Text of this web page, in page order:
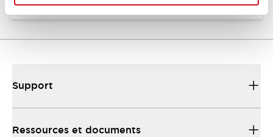
Support
Ressources et documents